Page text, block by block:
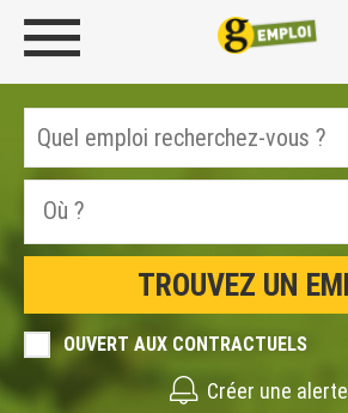
OUVERT AUX CONTRACTUELS
Créer une alerte